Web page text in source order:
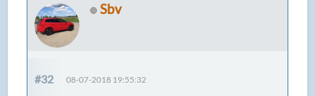
Sbv
#32 08-07-2018 19:55:32